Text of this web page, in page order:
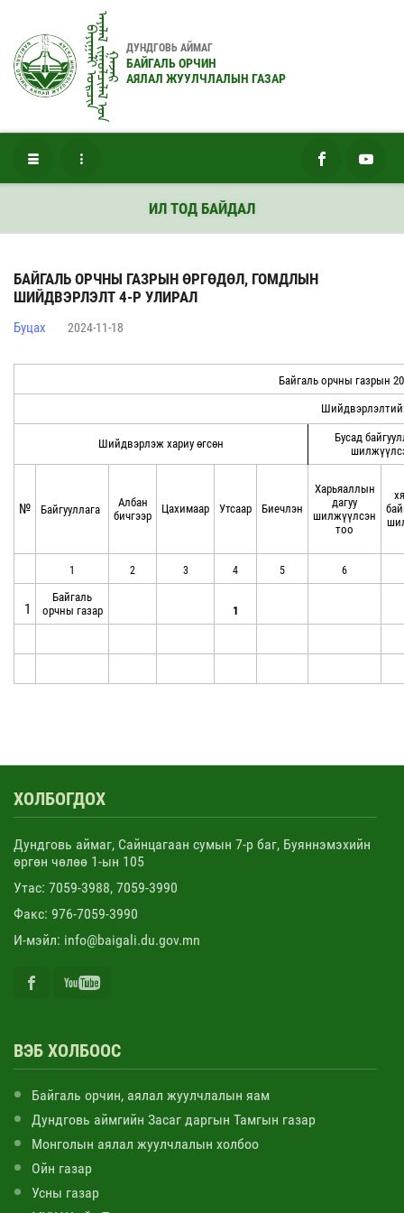
ᠪᠠᠶᠢᠭᠠᠯᠢ ᠣᠷᠴᠢᠨᠠᠶᠠᠯᠠᠯ ᠵᠢᠭᠤᠯᠴᠢᠯᠠᠯ ᠤ᠋ᠨᠭᠠᠵᠠᠷ
ДУНДГОВЬ АЙМАГ
БАЙГАЛЬ ОРЧИН
АЯЛАЛ ЖУУЛЧЛАЛЫН ГАЗАР
ИЛ ТОД БАЙДАЛ
БАЙГАЛЬ ОРЧНЫ ГАЗРЫН ӨРГӨДӨЛ, ГОМДЛЫН
ШИЙДВЭРЛЭЛТ 4-Р УЛИРАЛ
Буцах 2024-11-18
Байгаль орчны газрын
Шийдвэрлэж хариу өгсөн
Бусад
№ Байгууллага
Албан
бичгээр
Цахимаар Утсаар Биечлэн
Харьяаллын
дагуу
шилжүүлсэн
тоо
1 2 3 4 5 6
1
Байгаль
орчны газар
1
ХОЛБОГДОХ
Дундговь аймаг, Сайнцагаан сумын 7-р баг, Буяннэмэхийн
өргөн чөлөө 1-ын 105
Утас: 7059-3988, 7059-3990
Факс: 976-7059-3990
И-мэйл: info@baigali.du.gov.mn
ВЭБ ХОЛБООС
Байгаль орчин, аялал жуулчлалын яам
Дундговь аймгийн Засаг даргын Тамгын газар
Монголын аялал жуулчлалын холбоо
Ойн газар
Усны газар